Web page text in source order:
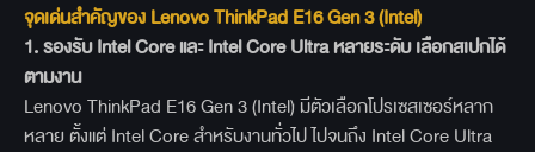
จุดเด่นสำคัญของ Lenovo ThinkPad E16 Gen 3 (Intel)
1.รองรับ Intel Coreและ Intel Core Ultraหลายระดับ เลือกสเปกได้
ตามงาน
Lenovo ThinkPad E16 Gen 3 (Intel) มีตัวเลือกโปรเซสเซอร์หลาก
หลาย ตั้งแต่ Intel Core สำหรับงานทั่วไป ไปจนถึง Intel Core Ultra